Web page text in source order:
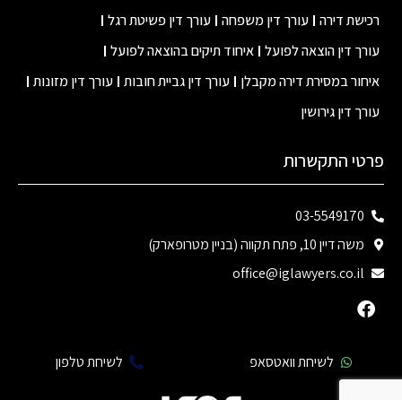
רכישת דירה עורך דין משפחה עורך דין פשיטת רגל
עורך דין הוצאה לפועל איחוד תיקים בהוצאה לפועל
איחור במסירת דירה מקבלן
עורך דין גביית חובות עורך דין מזונות
עורך דין גירושין
פרטי התקשרות
03-5549170
משה דיין 10, פתח תקווה (בניין מטרופארק)
office@iglawyers.co.il
לשיחת וואטסאפ לשיחת טלפון